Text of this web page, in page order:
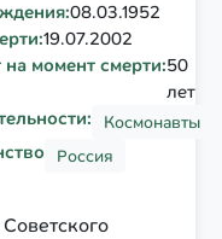
08.03.1952
19.07.2002
на момент смерти:50
лет
Космонавты
Россия